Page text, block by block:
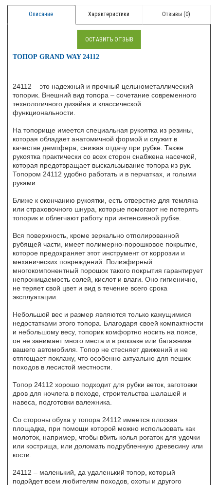
ОСТАВИТЬ ОТЗЫВ
Описание Характеристики Отзывы (0)
ТОПОР GRAND WAY 24112
24112 – это надежный и прочный цельнометаллический
топорик. Внешний вид топора – сочетание современного
технологичного дизайна и классической
функциональности.
На топорище имеется специальная рукоятка из резины,
которая обладает анатомичной формой и служит в
качестве демпфера, снижая отдачу при рубке. Также
рукоятка практически со всех сторон снабжена насечкой,
которая предотвращает выскальзывание топора из рук.
Топором 24112 удобно работать и в перчатках, и голыми
руками.
Ближе к окончанию рукоятки, есть отверстие для темляка
или страховочного шнура, которые помогают не потерять
топорик и облегчают работу при интенсивной рубке.
Вся поверхность, кроме зеркально отполированной
рубящей части, имеет полимерно-порошковое покрытие,
которое предохраняет этот инструмент от коррозии и
механических повреждений. Полиэфирный
многокомпонентный порошок такого покрытия гарантирует
непроницаемость солей, кислот и влаги. Оно гигиенично,
не теряет свой цвет и вид в течение всего срока
эксплуатации.
Небольшой вес и размер являются только кажущимися
недостатками этого топора. Благодаря своей компактности
и небольшому весу, топорик комфортно носить на поясе,
он не занимает много места и в рюкзаке или багажнике
вашего автомобиля. Топор не стесняет движений и не
отягощает поклажу, что особенно актуально для пеших
походов в лесистой местности.
Топор 24112 хорошо подходит для рубки веток, заготовки
дров для ночлега в походе, строительства шалашей и
навеса, подготовки валежника.
Со стороны обуха у топора 24112 имеется плоская
площадка, при помощи которой можно использовать как
молоток, например, чтобы вбить колья рогаток для удочки
или кострища, или доломать подрубленную древесину или
кости.
24112 – маленький, да удаленький топор, который
подойдет всем любителям походов, охоты и другого